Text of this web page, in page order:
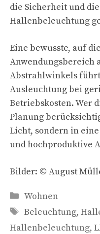
die Sicherheit und
Hallenbeleuchtung
Eine bewusste, auf
Anwendungsbereich
Abstrahlwinkels
Ausleuchtung bei
Betriebskosten. Wer
Planung
Licht, sondern in
und hochproduktive
Bilder: © August
Kategorien
Wohnen
Schlagwörter
Beleuchtung,
Hallenbeleuchtung,